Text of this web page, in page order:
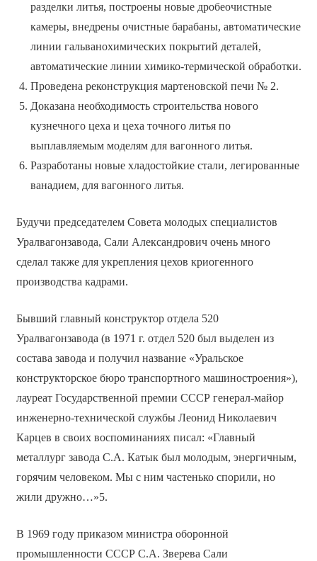
разделки литья, построены новые дробеочистные
камеры, внедрены очистные барабаны, автоматические
линии гальванохимических покрытий деталей,
автоматические линии химико-термической обработки.
Проведена реконструкция мартеновской печи № 2.
Доказана необходимость строительства нового
кузнечного цеха и цеха точного литья по
выплавляемым моделям для вагонного литья.
Разработаны новые хладостойкие стали, легированные
ванадием, для вагонного литья.
Будучи председателем Совета молодых специалистов
Уралвагонзавода, Сали Александрович очень много
сделал также для укрепления цехов криогенного
производства кадрами.
Бывший главный конструктор отдела 520
Уралвагонзавода (в 1971 г. отдел 520 был выделен из
состава завода и получил название «Уральское
конструкторское бюро транспортного машиностроения»),
лауреат Государственной премии СССР генерал-майор
инженерно-технической службы Леонид Николаевич
Карцев в своих воспоминаниях писал: «Главный
металлург завода С.А. Катык был молодым, энергичным,
горячим человеком. Мы с ним частенько спорили, но
жили дружно…»5.
В 1969 году приказом министра оборонной
промышленности СССР С.А. Зверева Сали